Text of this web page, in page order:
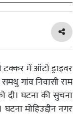
में ऑटो ड्राइवर
गांव निवासी राम
दी। घटना की सुचना
मोहिउद्दीन नगर